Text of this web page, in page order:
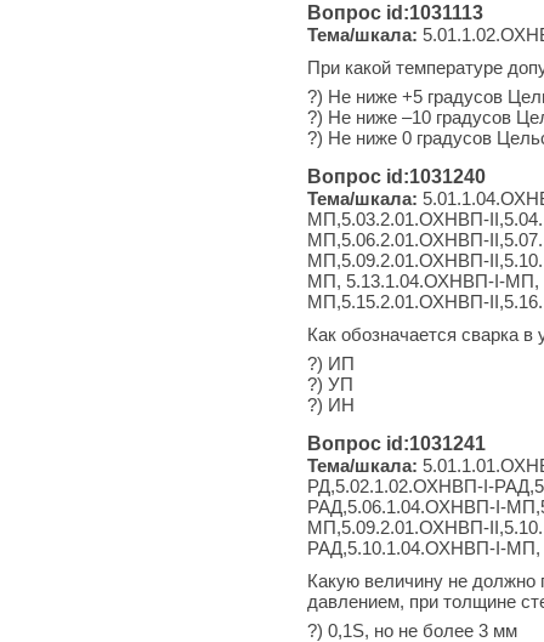
Вопрос id:1031113
Тема/шкала:
При какой температуре
?) Не ниже +5 градусов
?) Не ниже –10 градусов
?) Не ниже 0 градусов
Вопрос id:1031240
Тема/шкала:
МП,5.03.2.01.ОХНВП-
МП,5.06.2.01.ОХНВП-
МП,5.09.2.01.ОХНВП-
МП, 5.13.1.04.ОХНВП-I-МП,
МП,5.15.2.01.ОХНВП-
Как обозначается сварка
?) ИП
?) УП
?) ИН
Вопрос id:1031241
Тема/шкала:
РД,5.02.1.02.ОХНВП-I-
РАД,5.06.1.04.ОХНВП-I-
МП,5.09.2.01.ОХНВП-
РАД,5.10.1.04.ОХНВП-I-
Какую величину не
давлением, при толщине
?) 0,1S, но не более 3 мм